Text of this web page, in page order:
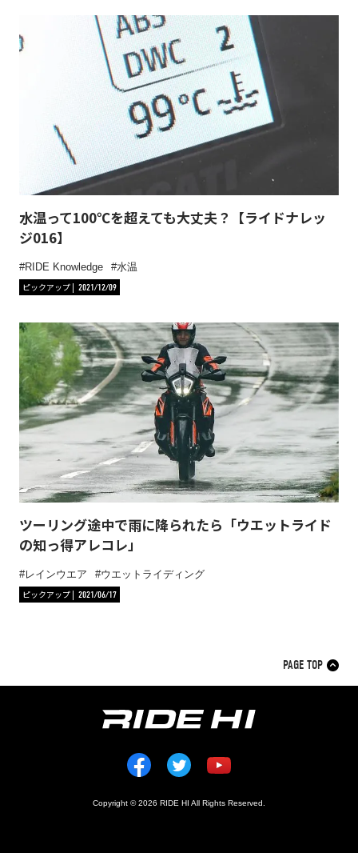
水温って100℃を超えても大丈夫？【ライドナレッ
ジ016】
RIDE Knowledge
水温
ピックアップ
2021/12/09
ツーリング途中で雨に降られたら「ウエットライド
の知っ得アレコレ」
レインウエア
ウエットライディング
ピックアップ
2021/06/17
Copyright © 2026 RIDE HI All Rights Reserved.
PAGE TOP